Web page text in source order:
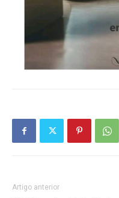
Artigo anterior